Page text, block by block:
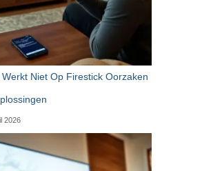
Werkt Niet Op Firestick Oorzaken
2026